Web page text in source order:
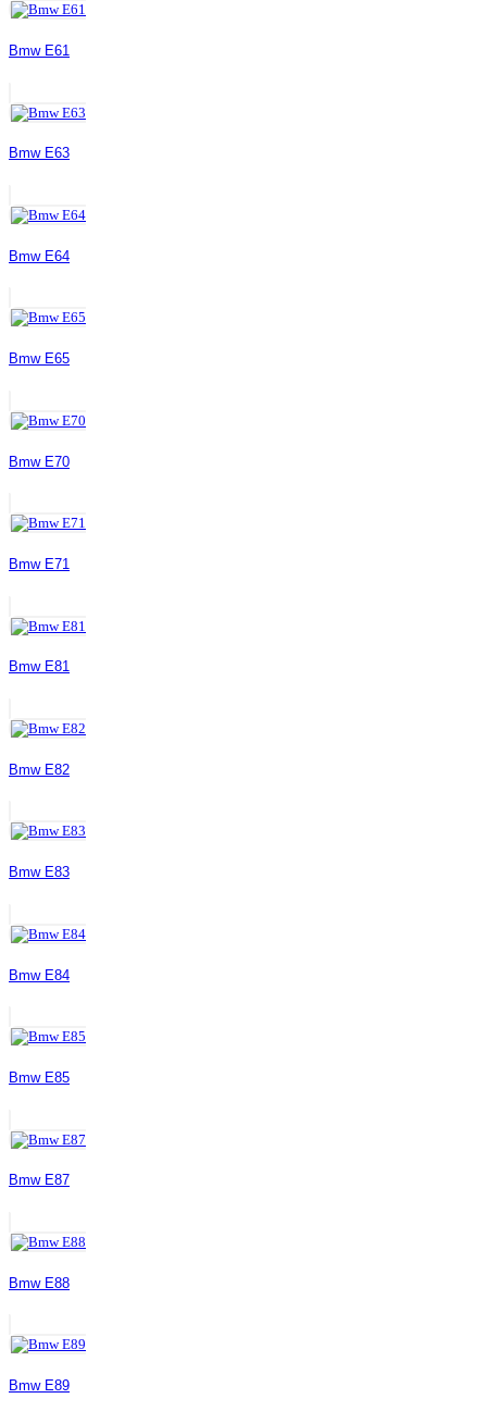
Bmw E61
Bmw E63
Bmw E64
Bmw E65
Bmw E70
Bmw E71
Bmw E81
Bmw E82
Bmw E83
Bmw E84
Bmw E85
Bmw E87
Bmw E88
Bmw E89